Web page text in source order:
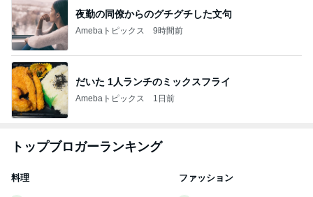
夜勤の同僚からのグチグチした文句
Amebaトピックス 9時間前
だいた 1人ランチのミックスフライ
Amebaトピックス 1日前
トップブロガーランキング
料理 ファッション